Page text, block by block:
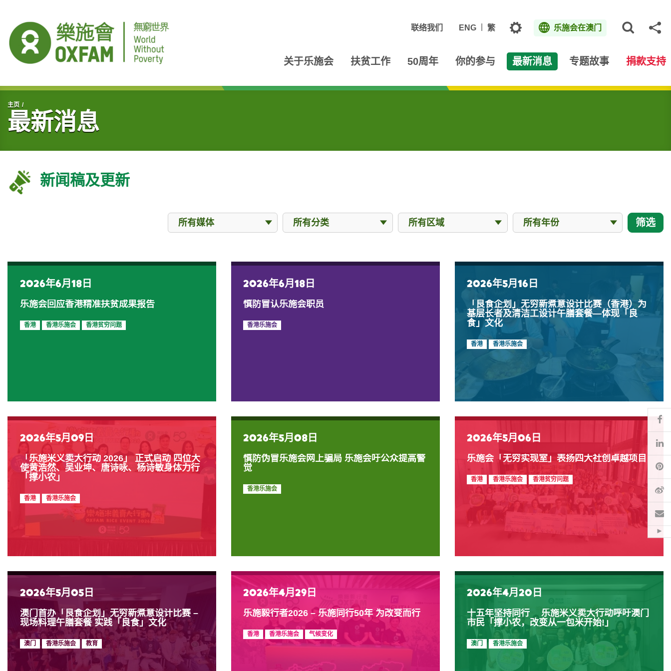
联络我们 ENG 繁 主题 乐施会在澳门
关于乐施会 扶贫工作 50周年 你的参与 最新消息 专题故事 捐款支持
开始主要内容
主页
最新消息
新闻稿及更新
媒体
所有媒体
分类
所有分类
区域
所有区域
年份
所有年份 筛选
2026年6月18日
乐施会回应香港精准扶贫成果报告
香港 香港乐施会 香港贫穷问题
2026年6月18日
慎防冒认乐施会职员
香港乐施会
2026年5月16日
「良食企划」无穷新煮意设计比赛（香港）为
基层长者及清洁工设计午膳套餐—体现「良
食」文化
香港 香港乐施会
2026年5月09日
「乐施米义卖大行动 2026」 正式启动 四位大
使黄浩然、吴业坤、唐诗咏、杨诗敏身体力行
「撑小农」
香港 香港乐施会
2026年5月08日
慎防伪冒乐施会网上骗局 乐施会吁公众提高警
觉
香港乐施会
2026年5月06日
乐施会「无穷实现室」表扬四大社创卓越项目
香港 香港乐施会 香港贫穷问题
2026年5月05日
澳门首办「良食企划」无穷新煮意设计比赛 –
现场料理午膳套餐 实践「良食」文化
澳门 香港乐施会 教育
2026年4月29日
乐施毅行者2026 – 乐施同行50年 为改变而行
香港 香港乐施会 气候变化
2026年4月20日
十五年坚持同行 乐施米义卖大行动呼吁澳门
市民「撑小农，改变从一包米开始!」
澳门 香港乐施会